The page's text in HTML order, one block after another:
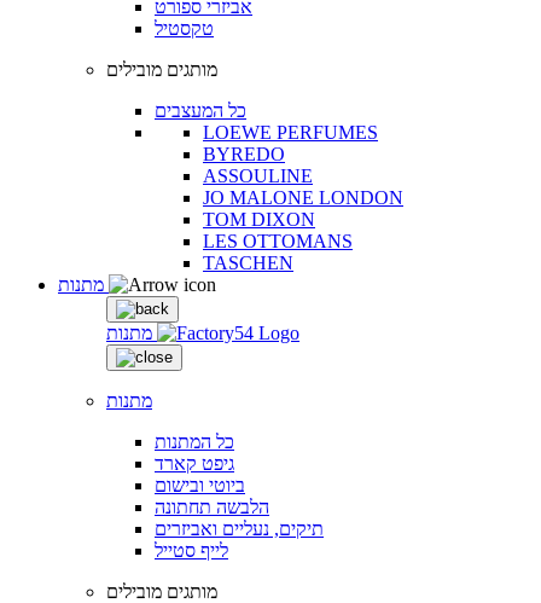
אביזרי ספורט
טקסטיל
מותגים מובילים
כל המעצבים
LOEWE PERFUMES
BYREDO
ASSOULINE
JO MALONE LONDON
TOM DIXON
LES OTTOMANS
TASCHEN
מתנות
מתנות
כל המתנות
גיפט קארד
ביוטי ובישום
הלבשה תחתונה
תיקים, נעליים ואביזרים
לייף סטייל
מותגים מובילים